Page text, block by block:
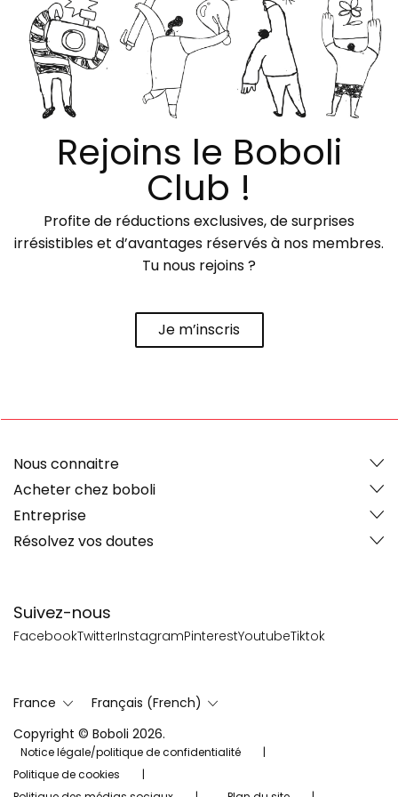
Rejoins le Boboli
Club !
Profite de réductions exclusives, de surprises
irrésistibles et d’avantages réservés à nos membres.
Tu nous rejoins ?
Je m’inscris
Suivez-nous
FacebookTwitterInstagramPinterestYoutubeTiktok
Nous connaitre
Acheter chez boboli
Entreprise
Résolvez vos doutes
France
Français (French)
Copyright © Boboli 2026.
Notice légale/politique de confidentialité
Politique de cookies